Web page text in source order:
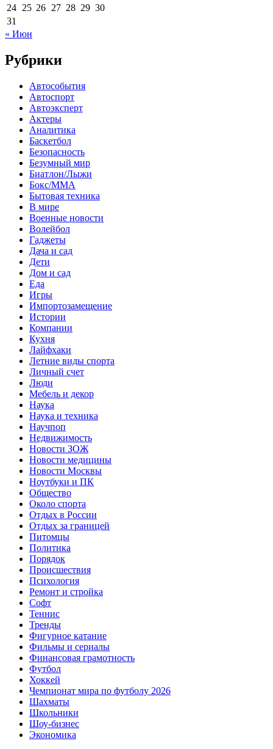
24 25 26 27 28 29 30
31
« Июн
Рубрики
Автособытия
Автоспорт
Автоэксперт
Актеры
Аналитика
Баскетбол
Безопасность
Безумный мир
Биатлон/Лыжи
Бокс/MMA
Бытовая техника
В мире
Военные новости
Волейбол
Гаджеты
Дача и сад
Дети
Дом и сад
Еда
Игры
Импортозамещение
Истории
Компании
Кухня
Лайфхаки
Летние виды спорта
Личный счет
Люди
Мебель и декор
Наука
Наука и техника
Научпоп
Недвижимость
Новости ЗОЖ
Новости медицины
Новости Москвы
Ноутбуки и ПК
Общество
Около спорта
Отдых в России
Отдых за границей
Питомцы
Политика
Порядок
Происшествия
Психология
Ремонт и стройка
Софт
Теннис
Тренды
Фигурное катание
Фильмы и сериалы
Финансовая грамотность
Футбол
Хоккей
Чемпионат мира по футболу 2026
Шахматы
Школьники
Шоу-бизнес
Экономика